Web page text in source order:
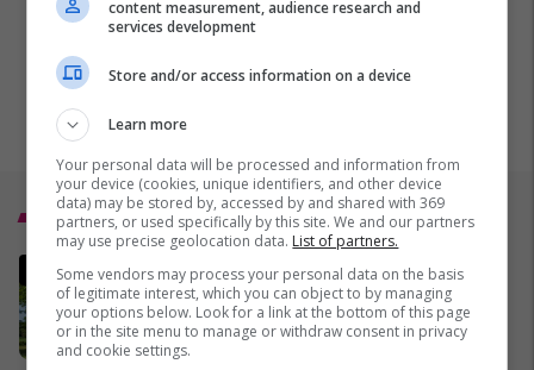
Top 5
5 pemë që ekspertët
këshillojnë të mos i mbillni
kurrë në oborr
22/06/2026
content measurement, audience research and
services development
Store and/or access information on a device
Learn more
Your personal data will be processed and information from
your device (cookies, unique identifiers, and other device
data) may be stored by, accessed by and shared with 369
partners, or used specifically by this site. We and our partners
may use precise geolocation data. List of partners.
Some vendors may process your personal data on the basis
of legitimate interest, which you can object to by managing
your options below. Look for a link at the bottom of this page
or in the site menu to manage or withdraw consent in privacy
and cookie settings.